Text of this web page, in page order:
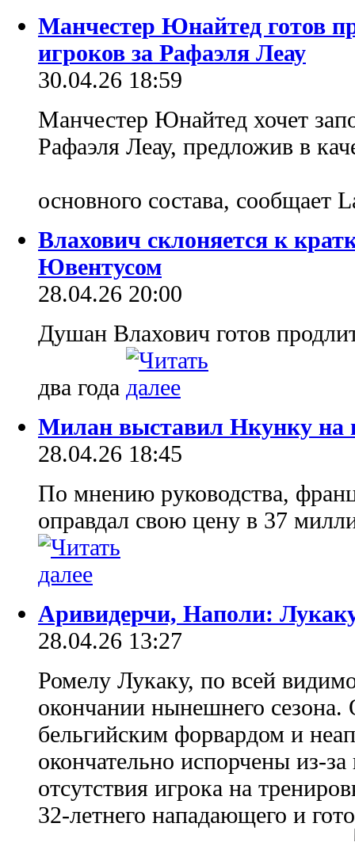
Манчестер Юнайтед готов
игроков за Рафаэля Леау
30.04.26 18:59
Манчестер Юнайтед хочет
Рафаэля Леау, предложив в
основного состава, сообщает
Влахович склоняется к
Ювентусом
28.04.26 20:00
Душан Влахович готов
два года
Милан выставил Нкунку на
28.04.26 18:45
По мнению руководства,
оправдал свою цену в 37
Аривидерчи, Наполи:
28.04.26 13:27
Ромелу Лукаку, по всей
окончании нынешнего
бельгийским форвардом и
окончательно испорчены из-
отсутствия игрока на
32-летнего нападающего и